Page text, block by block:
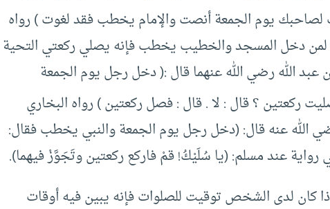
لصاحبك يوم الجمعة أنصت والإمام يخطب فقد لغوت ) رواه
دخل المسجد والخطيب يخطب فإنه يصلي ركعتي التحية
الله رضي الله عنهما قال :( دخل رجل يوم الجمعة
ركعتين ؟ قال : لا . قال : فصل ركعتين ) رواه البخاري
الله عنه قال: (دخل رجل يوم الجمعة والنبي يخطب فقال:
عند مسلم: (يا سُلَيْكُ! قمْ فاركع ركعتين وتَجَوَّزْ فيهما).
كان لدى الشخص توقيت للصلوات فإنه يبين فيه أوقات